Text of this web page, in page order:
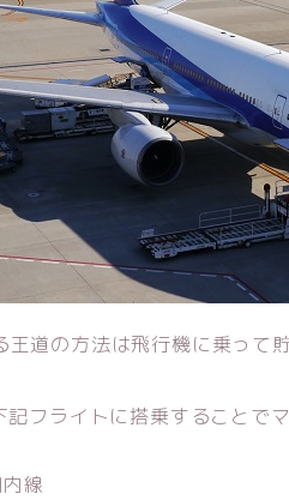
王道の方法は飛行機に乗って
記フライトに搭乗することで
線